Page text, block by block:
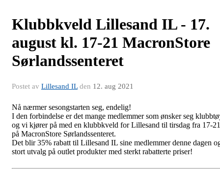
Klubbkveld Lillesand IL - 17.
august kl. 17-21 MacronStore
Sørlandssenteret
Postet av Lillesand ILden 12. aug 2021
Nå nærmer sesongstarten seg, endelig!
I den forbindelse er det mange medlemmer som ønsker seg
og vi kjører på med en klubbkveld for Lillesand til tirsdag fra 17-21
på MacronStore Sørlandssenteret.
Det blir 35% rabatt til Lillesand IL sine medlemmer denne dagen
stort utvalg på outlet produkter med sterkt rabatterte priser!